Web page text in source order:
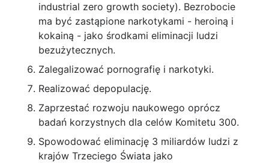
industrial zero growth society). Bezrobocie
ma być zastąpione narkotykami - heroiną i
kokainą - jako środkami eliminacji ludzi
bezużytecznych.
Zalegalizować pornografię i narkotyki.
Realizować depopulację.
Zaprzestać rozwoju naukowego oprócz
badań korzystnych dla celów Komitetu 300.
Spowodować eliminację 3 miliardów ludzi z
krajów Trzeciego Świata jako